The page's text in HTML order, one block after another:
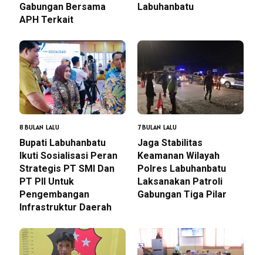
Gabungan Bersama
APH Terkait
Labuhanbatu
8 BULAN LALU
Bupati Labuhanbatu
Ikuti Sosialisasi Peran
Strategis PT SMI Dan
PT PII Untuk
Pengembangan
Infrastruktur Daerah
7 BULAN LALU
Jaga Stabilitas
Keamanan Wilayah
Polres Labuhanbatu
Laksanakan Patroli
Gabungan Tiga Pilar